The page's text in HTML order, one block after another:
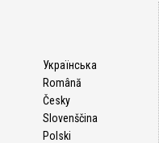
Українська
Română
Česky
Slovenščina
Polski